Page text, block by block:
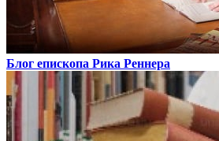
Блог епископа Рика Реннера